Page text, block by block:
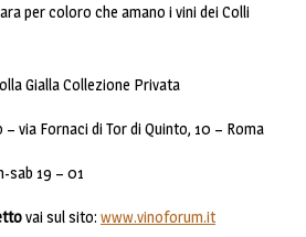
per coloro che amano i vini dei Colli
via Fornaci di Tor di Quinto, 10 – Roma
sab 19 – 01
vai sul sito: www.vinoforum.it